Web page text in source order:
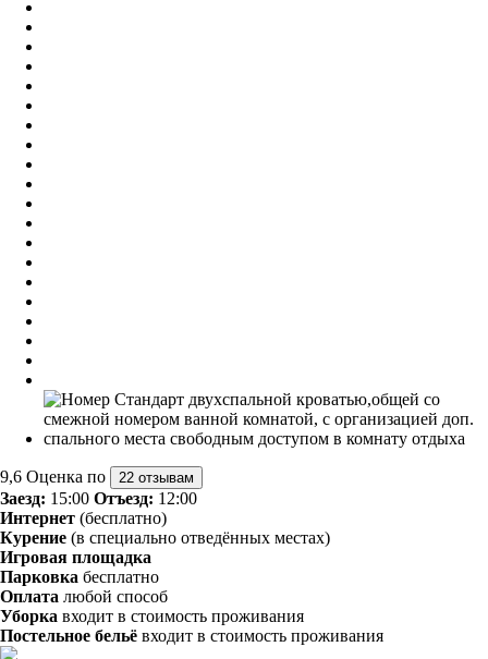
9,6 Оценка по 22 отзывам
Заезд: 15:00 Отъезд: 12:00
Интернет (бесплатно)
Курение (в специально отведённых местах)
Игровая площадка
Парковка бесплатно
Оплата любой способ
Уборка входит в стоимость проживания
Постельное бельё входит в стоимость проживания